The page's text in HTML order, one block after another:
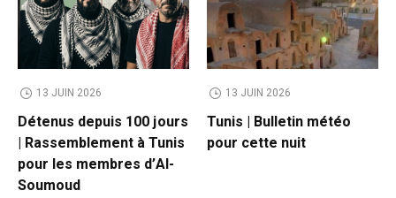
13 JUIN 2026
Détenus depuis 100 jours
| Rassemblement à Tunis
pour les membres d’Al-
Soumoud
13 JUIN 2026
Tunis | Bulletin météo
pour cette nuit